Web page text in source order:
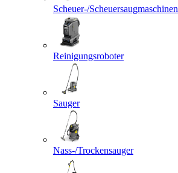
Scheuer-/Scheuersaugmaschinen
Reinigungsroboter
Sauger
Nass-/Trockensauger